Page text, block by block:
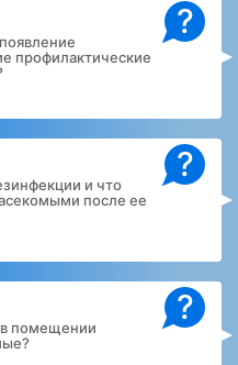
?
профилактические
?
и что
после ее
?
помещении